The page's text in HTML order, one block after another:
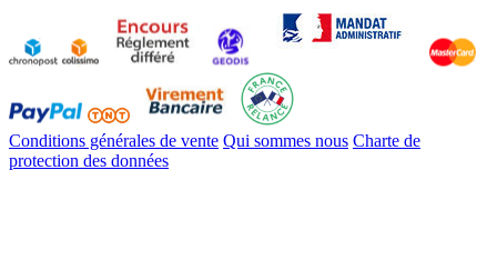
Conditions générales de vente Qui sommes nous Charte de
protection des données